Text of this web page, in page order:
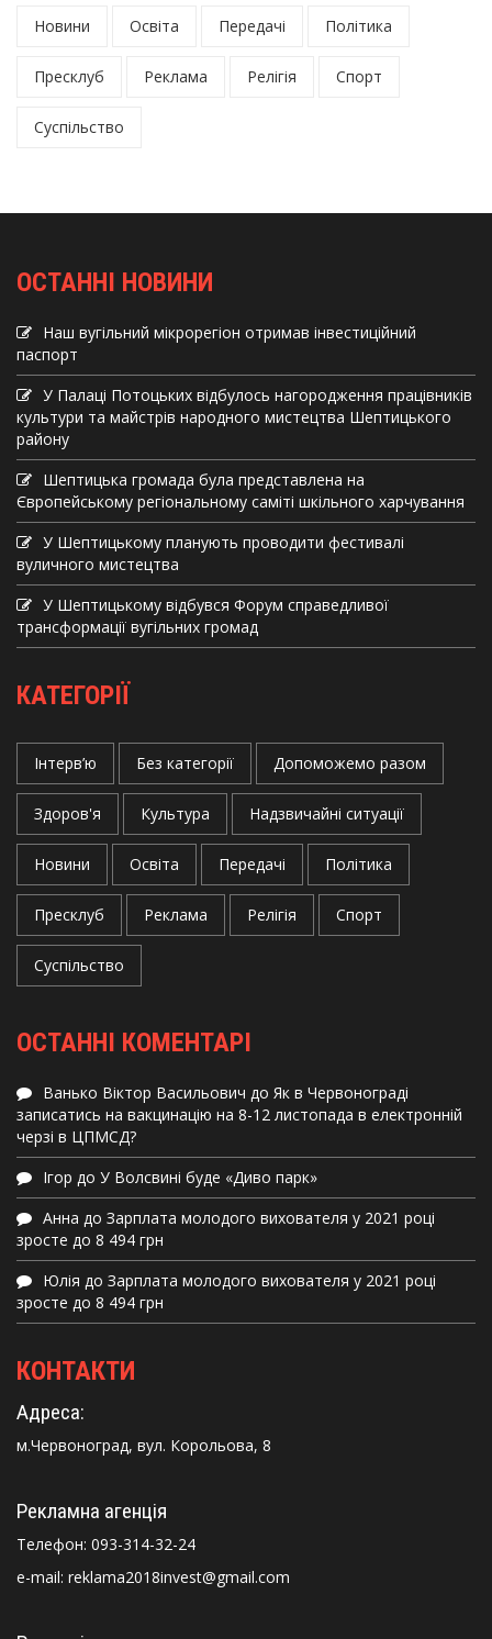
Новини Освіта Передачі Політика
Пресклуб Реклама Релігія Спорт
Суспільство
ОСТАННІ НОВИНИ
Наш вугільний мікрорегіон отримав інвеcтиційний
паспорт
У Палаці Потоцьких відбулось нагородження працівників
культури та майстрів народного мистецтва Шептицького
району
Шептицька громада була представлена на
Європейському регіональному саміті шкільного харчування
У Шептицькому планують проводити фестивалі
вуличного мистецтва
У Шептицькому відбувся Форум справедливої
трансформації вугільних громад
КАТЕГОРІЇ
Інтерв’ю Без категорії Допоможемо разом
Здоров'я Культура Надзвичайні ситуації
Новини Освіта Передачі Політика
Пресклуб Реклама Релігія Спорт
Суспільство
ОСТАННІ КОМЕНТАРІ
Ванько Віктор Васильович до Як в Червонограді
записатись на вакцинацію на 8-12 листопада в електронній
черзі в ЦПМСД?
Ігор до У Волсвині буде «Диво парк»
Анна до Зарплата молодого вихователя у 2021 році
зросте до 8 494 грн
Юлія до Зарплата молодого вихователя у 2021 році
зросте до 8 494 грн
КОНТАКТИ
Адреса:
м.Червоноград, вул. Корольова, 8
Рекламна агенція
Телефон: 093-314-32-24
e-mail: reklama2018invest@gmail.com